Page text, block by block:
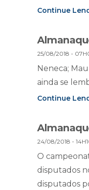
Continue
25/08/2018 -
Neneca;
ainda se
Continue
24/08/2018 -
O
disputados
disputados